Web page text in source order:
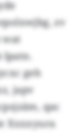
zv
wat
lpatn.
geh
japv
qac
Xxxxyura